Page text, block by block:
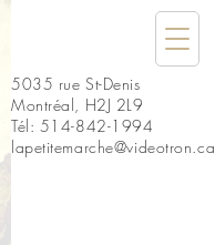
5035 rue St-Denis
Montréal, H2J 2L9
Tél: 514-842-1994
lapetitemarche@videotron.ca